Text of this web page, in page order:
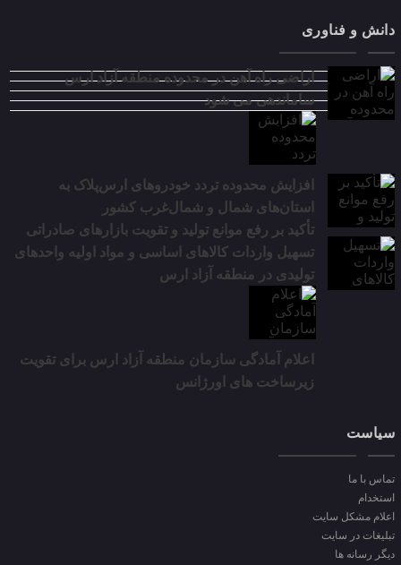
دانش و فناوری
اراضی راه آهن در محدوده منطقه آزاد ارس
ساماندهی می شود
افزایش محدوده تردد خودروهای ارس‌پلاک به
استان‌های شمال و شمال‌غرب کشور
تأکید بر رفع موانع تولید و تقویت بازارهای صادراتی
تسهیل واردات کالاهای اساسی و مواد اولیه واحدهای
تولیدی در منطقه آزاد ارس
اعلام آمادگی سازمان منطقه آزاد ارس برای تقویت
زیرساخت‌ های اورژانس
سیاست
تماس با ما
استخدام
اعلام مشکل سایت
تبلیغات در سایت
دیگر رسانه ها